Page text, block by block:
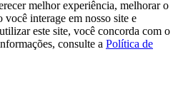
melhor experiência, melhorar o
você interage em nosso site e
este site, você concorda com o
consulte a Política de